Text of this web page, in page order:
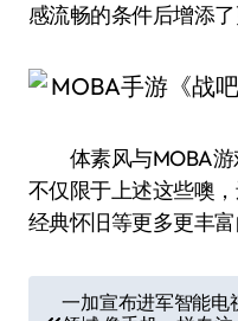
感流畅的条件后增添了
体素风与MOBA游
不仅限于上述这些噢
经典怀旧等更多更丰
一加宣布进军智能电